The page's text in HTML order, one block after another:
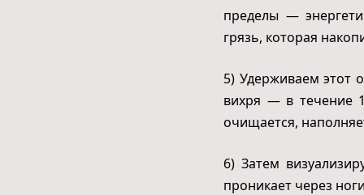
пределы —
грязь, которая
5) Удерживаем этот
вихря — в течение
очищается,
6) Затем
проникает через